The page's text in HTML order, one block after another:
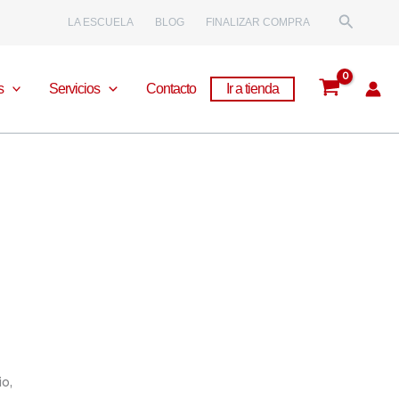
LA ESCUELA BLOG FINALIZAR COMPRA Buscar
Servicios Contacto Ir a tienda